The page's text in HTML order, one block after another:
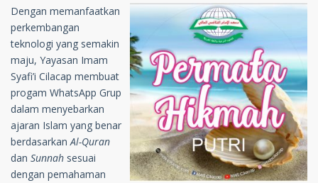
Dengan memanfaatkan
perkembangan
teknologi yang semakin
maju, Yayasan Imam
Syafi’i Cilacap membuat
progam WhatsApp Grup
dalam menyebarkan
ajaran Islam yang benar
berdasarkanAl-Quran
dan Sunnah sesuai
dengan pemahaman